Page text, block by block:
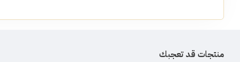
منتجات قد تعجبك